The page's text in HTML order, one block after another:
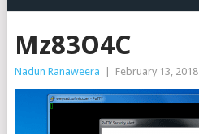
Mz83O4C
Nadun Ranaweera February 13, 2018